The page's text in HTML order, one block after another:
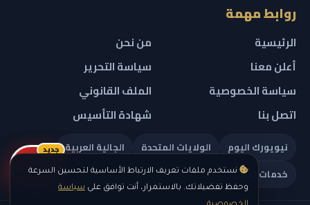
نستخدم ملفات تعريف الارتباط الأساسية لتحسين السرعة
وحفظ تفضيلاتك. بالاستمرار، أنت توافق على سياسة
روابط مهمة
الرئيسية
من نحن
أعلن معنا
سياسة التحرير
سياسة الخصوصية
الملف القانوني
اتصل بنا
شهادة التأسيس
نيويورك اليوم الولايات المتحدة
الجالية العربية
خدمات تهمك
ريلز
جديد